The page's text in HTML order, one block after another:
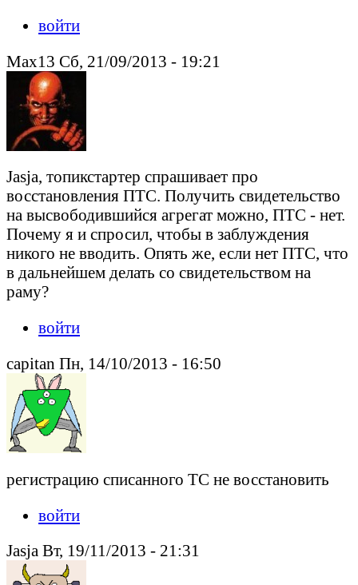
войти
Max13 Сб, 21/09/2013 - 19:21
Jasja, топикстартер спрашивает про
восстановления ПТС. Получить свидетельство
на высвободившийся агрегат можно, ПТС - нет.
Почему я и спросил, чтобы в заблуждения
никого не вводить. Опять же, если нет ПТС, что
в дальнейшем делать со свидетельством на
раму?
войти
capitan Пн, 14/10/2013 - 16:50
регистрацию списанного ТС не восстановить
войти
Jasja Вт, 19/11/2013 - 21:31